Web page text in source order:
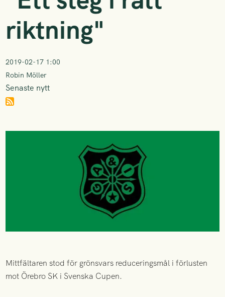
riktning"
2019-02-17 1:00
Robin Möller
Senaste nytt
Mittfältaren stod för grönsvars reduceringsmål i förlusten
mot Örebro SK i Svenska Cupen.